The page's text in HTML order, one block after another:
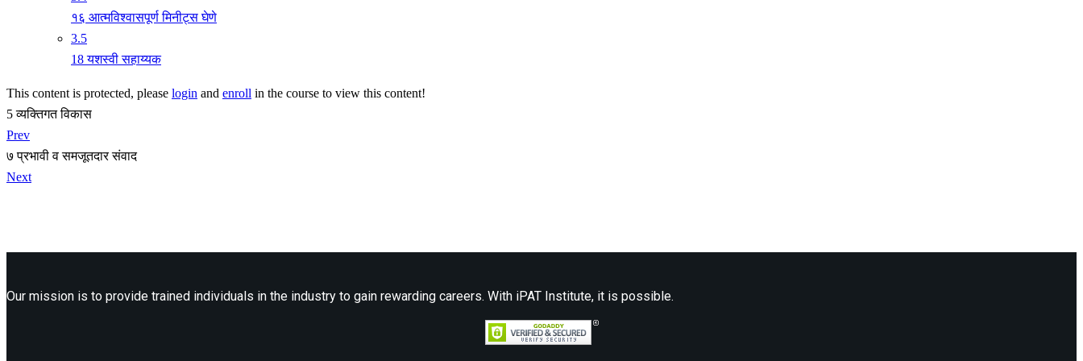
१६ आत्मविश्वासपूर्ण मिनीट्स घेणे
3.5
18 यशस्वी सहाय्यक
This content is protected, please login and enroll in the course to view this content!
5 व्यक्तिगत विकास
Prev
७ प्रभावी व समजूतदार संवाद
Next
Our mission is to provide trained individuals in the industry to gain rewarding careers. With iPAT Institute, it is possible.